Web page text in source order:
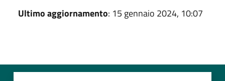
Ultimo aggiornamento: 15 gennaio 2024, 10:07